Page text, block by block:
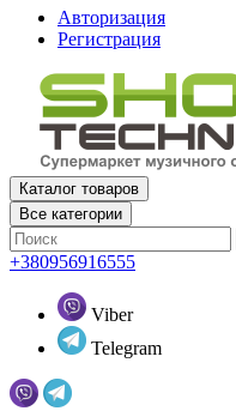
Авторизация
Регистрация
Каталог товаров
Все категории
+380956916555
Viber
Telegram